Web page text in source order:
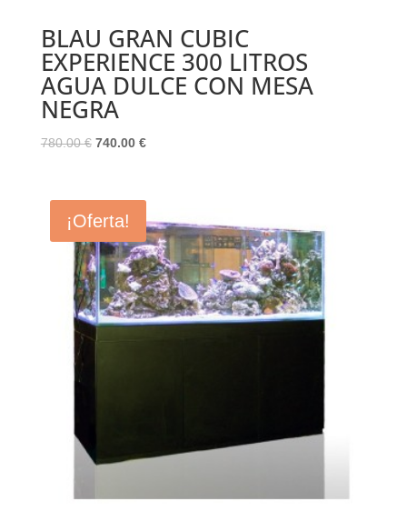
BLAU GRAN CUBIC
EXPERIENCE 300 LITROS
AGUA DULCE CON MESA
NEGRA
780.00€ El
era:
780.00 €.
740.00 €El
es:
740.00 €.
¡Oferta!